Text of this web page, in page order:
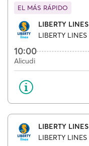
EL MÁS RÁPIDO
LIBERTY LINES
LIBERTY LINES
10:00
Alicudi
LIBERTY LINES
LIBERTY LINES